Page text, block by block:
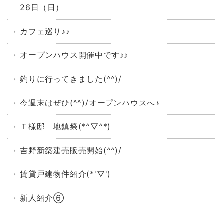
26日（日）
カフェ巡り♪♪
オープンハウス開催中です♪♪
釣りに行ってきました(^^)/
今週末はぜひ(^^)/オープンハウスへ♪
Ｔ様邸 地鎮祭(*^▽^*)
吉野新築建売販売開始(^^)/
賃貸戸建物件紹介(*'▽')
新人紹介⑥